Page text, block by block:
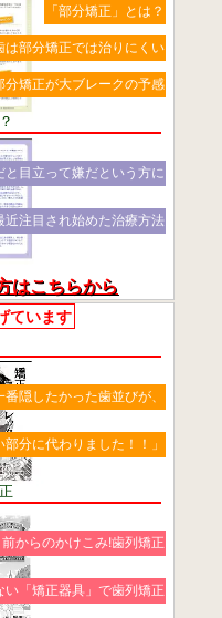
「部分矯正」とは？
は部分矯正では治りにくい
分矯正が大ブレークの予感
と目立って嫌だという方に
近注目され始めた治療方法
はこちらから
ています
番隠したかった歯並びが、
分に代わりました！！」
からのかけこみ!歯列矯正
い「矯正器具」で歯列矯正